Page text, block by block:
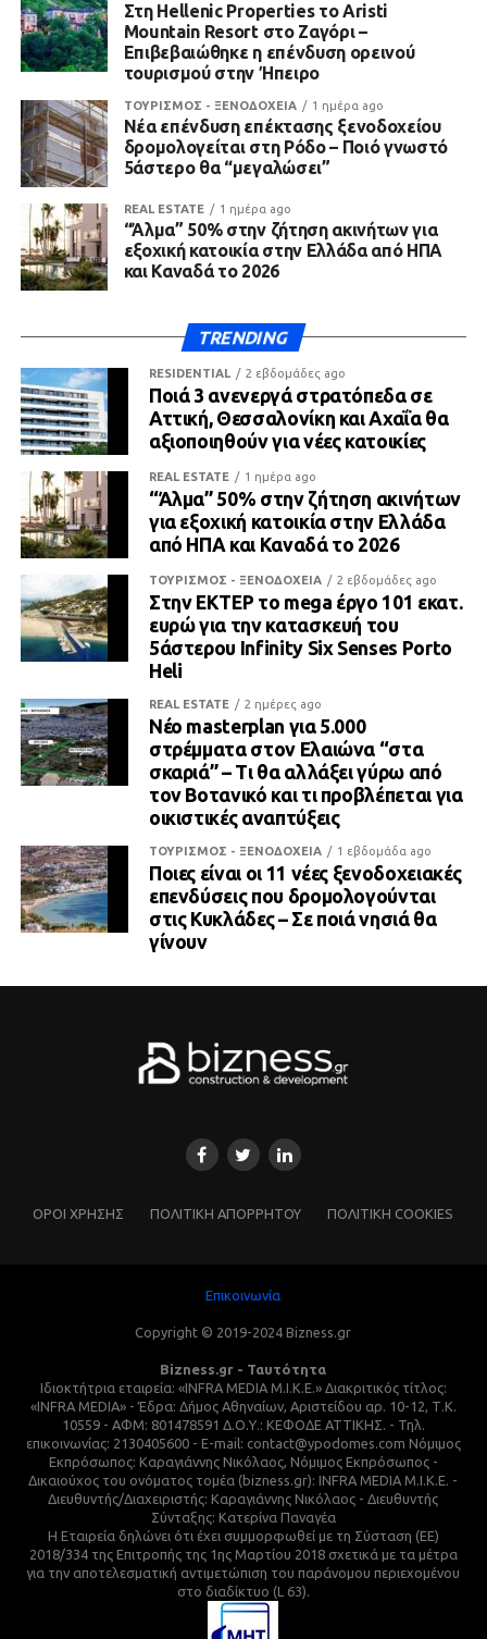
Στη Hellenic Properties το Aristi
Mountain Resort στο Ζαγόρι –
Επιβεβαιώθηκε η επένδυση ορεινού
τουρισμού στην Ήπειρο
ΤΟΥΡΙΣΜΟΣ - ΞΕΝΟΔΟΧΕΙΑ 1 ημέρα ago
Νέα επένδυση επέκτασης ξενοδοχείου
δρομολογείται στη Ρόδο – Ποιό γνωστό
5άστερο θα “μεγαλώσει”
REAL ESTATE 1 ημέρα ago
“Άλμα” 50% στην ζήτηση ακινήτων για
εξοχική κατοικία στην Ελλάδα από ΗΠΑ
και Καναδά το 2026
TRENDING
RESIDENTIAL 2 εβδομάδες ago
Ποιά 3 ανενεργά στρατόπεδα σε
Αττική, Θεσσαλονίκη και Αχαΐα θα
αξιοποιηθούν για νέες κατοικίες
REAL ESTATE 1 ημέρα ago
“Άλμα” 50% στην ζήτηση ακινήτων
για εξοχική κατοικία στην Ελλάδα
από ΗΠΑ και Καναδά το 2026
ΤΟΥΡΙΣΜΟΣ - ΞΕΝΟΔΟΧΕΙΑ 2 εβδομάδες ago
Στην ΕΚΤΕΡ το mega έργο 101 εκατ.
ευρώ για την κατασκευή του
5άστερου Infinity Six Senses Porto
Heli
REAL ESTATE 2 ημέρες ago
Νέο masterplan για 5.000
στρέμματα στον Ελαιώνα “στα
σκαριά” – Τι θα αλλάξει γύρω από
τον Βοτανικό και τι προβλέπεται για
οικιστικές αναπτύξεις
ΤΟΥΡΙΣΜΟΣ - ΞΕΝΟΔΟΧΕΙΑ 1 εβδομάδα ago
Ποιες είναι οι 11 νέες ξενοδοχειακές
επενδύσεις που δρομολογούνται
στις Κυκλάδες – Σε ποιά νησιά θα
γίνουν
ΌΡΟΙ ΧΡΗΣΗΣ ΠΟΛΙΤΙΚΗ ΑΠΟΡΡΗΤΟΥ ΠΟΛΙΤΙΚΗ COOKIES
Επικοινωνία
Copyright © 2019-2024 Bizness.gr
Bizness.gr - Ταυτότητα
Ιδιοκτήτρια εταιρεία: «INFRA MEDIA M.I.K.E.» Διακριτικός τίτλος:
«INFRA MEDIA» - Έδρα: Δήμος Αθηναίων, Αριστείδου αρ. 10-12, Τ.Κ.
10559 - ΑΦΜ: 801478591 Δ.Ο.Υ.: ΚΕΦΟΔΕ ΑΤΤΙΚΗΣ. - Τηλ.
επικοινωνίας: 2130405600 - E-mail: contact@ypodomes.com Νόμιμος
Εκπρόσωπος: Καραγιάννης Νικόλαος, Νόμιμος Εκπρόσωπος -
Δικαιούχος του ονόματος τομέα (bizness.gr): INFRA MEDIA M.I.K.E. -
Διευθυντής/Διαχειριστής: Καραγιάννης Νικόλαος - Διευθυντής
Σύνταξης: Κατερίνα Παναγέα
Η Εταιρεία δηλώνει ότι έχει συμμορφωθεί με τη Σύσταση (ΕΕ)
2018/334 της Επιτροπής της 1ης Μαρτίου 2018 σχετικά με τα μέτρα
για την αποτελεσματική αντιμετώπιση του παράνομου περιεχομένου
στο διαδίκτυο (L 63).